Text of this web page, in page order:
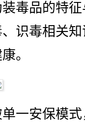
毒品的特
识毒相关
。
一安保模式